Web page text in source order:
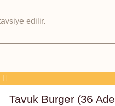
edilir.
Tavuk Burger (36